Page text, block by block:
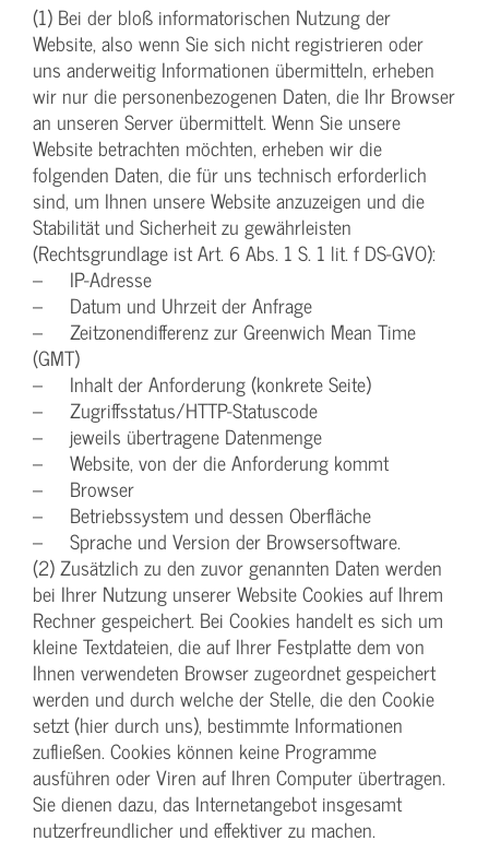
(1) Bei der bloß informatorischen Nutzung der
Website, also wenn Sie sich nicht registrieren oder
uns anderweitig Informationen übermitteln, erheben
wir nur die personenbezogenen Daten, die Ihr Browser
an unseren Server übermittelt. Wenn Sie unsere
Website betrachten möchten, erheben wir die
folgenden Daten, die für uns technisch erforderlich
sind, um Ihnen unsere Website anzuzeigen und die
Stabilität und Sicherheit zu gewährleisten
(Rechtsgrundlage ist Art. 6 Abs. 1 S. 1 lit. f DS-GVO):
– IP-Adresse
– Datum und Uhrzeit der Anfrage
– Zeitzonendifferenz zur Greenwich Mean Time
(GMT)
– Inhalt der Anforderung (konkrete Seite)
– Zugriffsstatus/HTTP-Statuscode
– jeweils übertragene Datenmenge
– Website, von der die Anforderung kommt
– Browser
– Betriebssystem und dessen Oberfläche
– Sprache und Version der Browsersoftware.
(2) Zusätzlich zu den zuvor genannten Daten werden
bei Ihrer Nutzung unserer Website Cookies auf Ihrem
Rechner gespeichert. Bei Cookies handelt es sich um
kleine Textdateien, die auf Ihrer Festplatte dem von
Ihnen verwendeten Browser zugeordnet gespeichert
werden und durch welche der Stelle, die den Cookie
setzt (hier durch uns), bestimmte Informationen
zufließen. Cookies können keine Programme
ausführen oder Viren auf Ihren Computer übertragen.
Sie dienen dazu, das Internetangebot insgesamt
nutzerfreundlicher und effektiver zu machen.